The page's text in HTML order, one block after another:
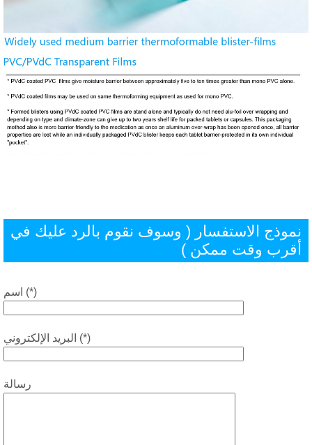
الاستفسار ( وسوف نقوم بالرد عليك في
وقت ممكن )
اسم (*)
البريد الإلكتروني (*)
رسالة